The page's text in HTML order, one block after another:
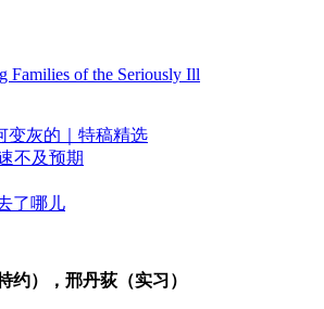
Families of the Seriously Ill
变灰的｜特稿精选
不及预期
了哪儿
），邢丹荻（实习）